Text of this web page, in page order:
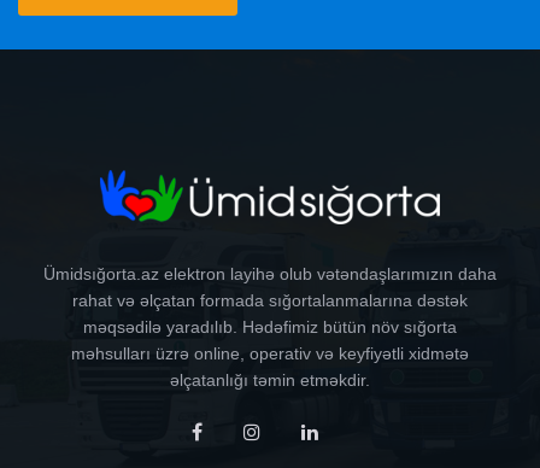
Ümidsığorta.az elektron layihə olub vətəndaşlarımızın daha
rahat və əlçatan formada sığortalanmalarına dəstək
məqsədilə yaradılıb. Hədəfimiz bütün növ sığorta
məhsulları üzrə online, operativ və keyfiyətli xidmətə
əlçatanlığı təmin etməkdir.